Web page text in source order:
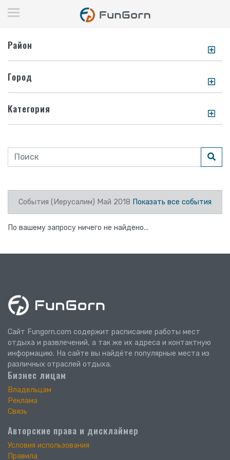
Район
Город
Категория
События (Иерусалим) Май 2018 Показать все события
По вашему запросу ничего не найдено...
Сайт Fungorn.com содержит расписание работы мест
отдыха и развлечений, а так же их адреса и контактную
информацию. На сайте вы найдёте популярные места из
различных отраслей отдыха.
Бизнес лицам
Владельцам
Реклама
Связь
Авторские права и дисклаймер
Условия использования
Правила